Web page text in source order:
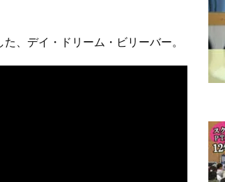
、デイ・ドリーム・ビリーバー。